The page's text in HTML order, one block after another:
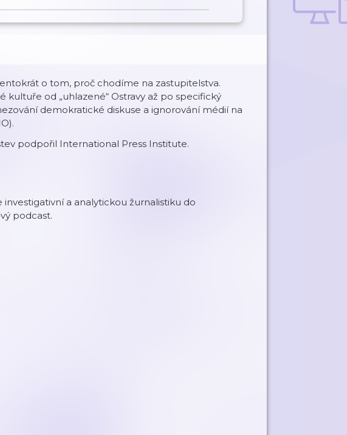
o tom, proč chodíme na zastupitelstva.
od „uhlazené“ Ostravy až po specifický
demokratické diskuse a ignorování médií na
podpořil International Press Institute.
investigativní a analytickou žurnalistiku do
podcast.